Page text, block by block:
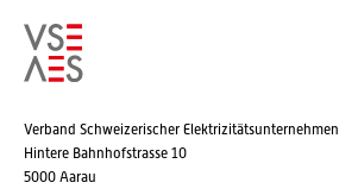
Verband Schweizerischer Elektrizitätsunternehmen
Hintere Bahnhofstrasse 10
5000 Aarau